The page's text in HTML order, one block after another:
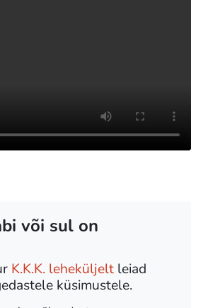
või sul on
K.K.K. leheküljelt leiad
küsimustele.